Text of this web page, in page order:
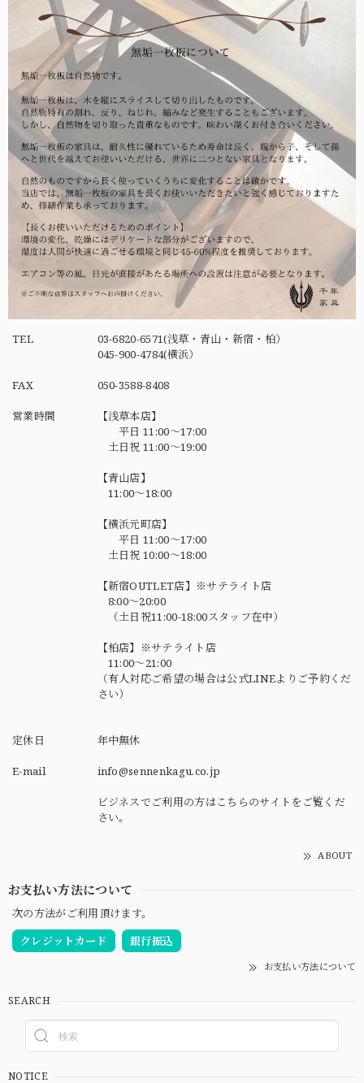
TEL
03-6820-6571(浅草・青山・新宿・柏）
045-900-4784(横浜）
FAX 050-3588-8408
営業時間
【浅草本店】
平日 11:00～17:00
土日祝 11:00～19:00
【青山店】
11:00～18:00
【横浜元町店】
平日 11:00～17:00
土日祝 10:00～18:00
【新宿OUTLET店】※サテライト店
8:00～20:00
（土日祝11:00-18:00スタッフ在中）
【柏店】※サテライト店
11:00～21:00
（有人対応ご希望の場合は公式LINEよりご予約くだ
さい）
定休日 年中無休
E-mail info@sennenkagu.co.jp
ビジネスでご利用の方はこちらのサイトをご覧くだ
さい。
ABOUT
お支払い方法について
次の方法がご利用頂けます。
クレジットカード
銀行振込
お支払い方法について
SEARCH
NOTICE